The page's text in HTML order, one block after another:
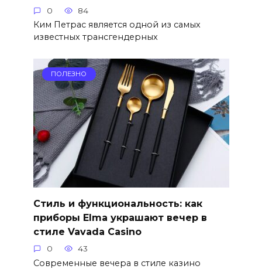
0 84
Ким Петрас является одной из самых
известных трансгендерных
ПОЛЕЗНО
Стиль и функциональность: как
приборы Elma украшают вечер в
стиле Vavada Casino
0 43
Современные вечера в стиле казино